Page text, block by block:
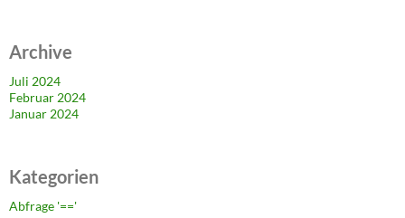
Archive
Juli 2024
Februar 2024
Januar 2024
Kategorien
Abfrage '=='